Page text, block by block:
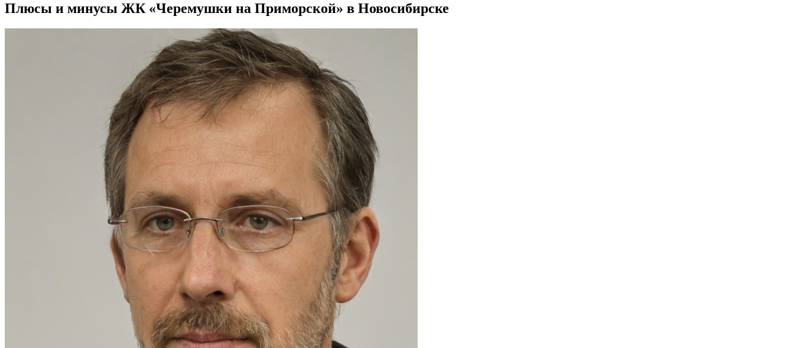
Плюсы и минусы ЖК «Черемушки на Приморской» в Новосибирске